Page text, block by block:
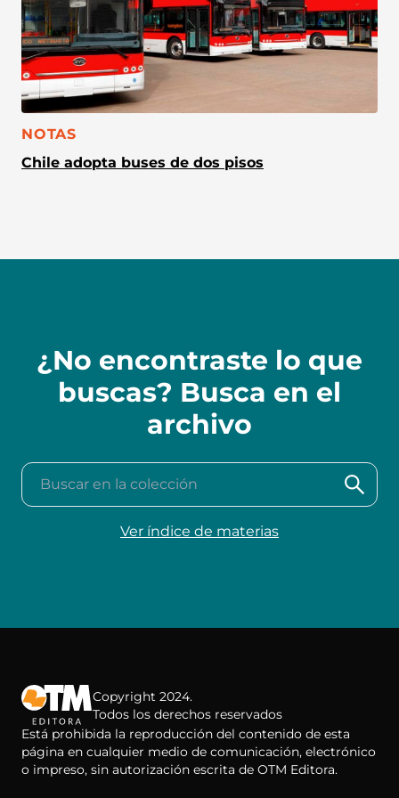
CATEGORÍA:
NOTAS
Chile adopta buses de dos pisos
¿No encontraste lo que
buscas? Busca en el
archivo
Buscar en la colección
Ver índice de materias
Copyright 2024.
Todos los derechos reservados
Está prohibida la reproducción del contenido de esta
página en cualquier medio de comunicación, electrónico
o impreso, sin autorización escrita de OTM Editora.